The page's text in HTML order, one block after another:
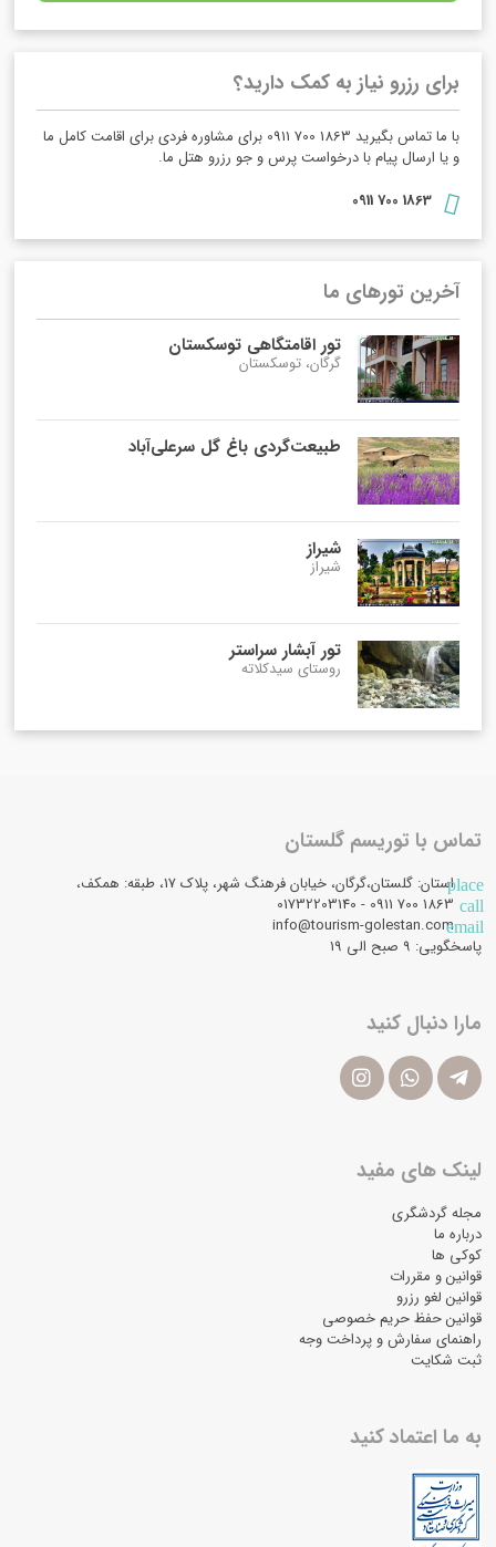
برای رزرو نیاز به کمک دارید؟
با ما تماس بگیرید 1863 700 0911 برای مشاوره فردی برای اقامت کامل ما
و یا ارسال پیام با درخواست پرس و جو رزرو هتل ما.
1863 700 0911
آخرین تورهای ما
تور اقامتگاهی توسکستان
گرگان، توسکستان
طبیعت‌گردی باغ گل سرعلی‌آباد
شیراز
شیراز
تور آبشار سراستر
روستای سیدکلاته
تماس با توریسم گلستان
placeاستان: گلستان،گرگان، خیابان فرهنگ شهر، پلاک 17، طبقه: همکف،
call
email
info@tourism-golestan.com
پاسخگویی: ۹ صبح الی 19
مارا دنبال کنید
لینک های مفید
مجله گردشگری
درباره ما
کوکی ها
قوانین و مقررات
قوانین لغو رزرو
قوانین حفظ حریم خصوصی
راهنمای سفارش و پرداخت وجه
ثبت شکایت
به ما اعتماد کنید